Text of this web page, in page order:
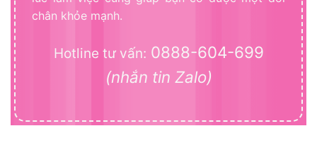
chân khỏe mạnh.
Hotline tư vấn: 0888-604-699
(nhắn tin Zalo)